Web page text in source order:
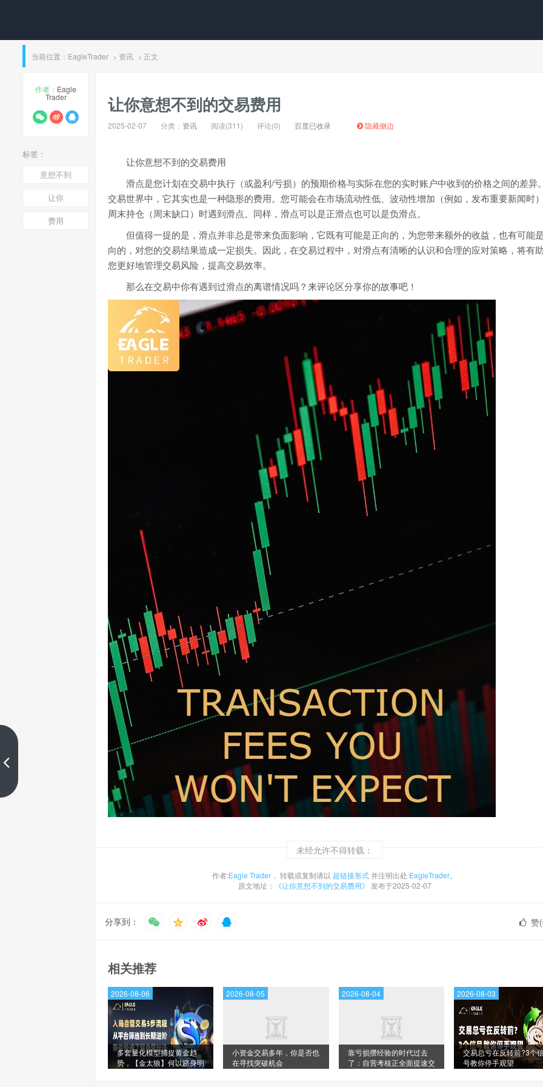
​市场价格到底是因为什么而变
当前位置： EagleTrader > 资讯 > 正文
作者： Eagle
Trader
标签：
意想不到
让你
费用
让你意想不到的交易费用
2025-02-07 分类： 资讯 阅读(311) 评论(0) 百度已收录 隐藏侧边
让你意想不到的交易费用
滑点是您计划在交易中执行（或盈利/亏损）的预期价格与实际在您的实时账户中收到的价格之间的差异
交易世界中，它其实也是一种隐形的费用。您可能会在市场流动性低、波动性增加（例如，发布重要新闻时
周末持仓（周末缺口）时遇到滑点。同样，滑点可以是正滑点也可以是负滑点。
但值得一提的是，滑点并非总是带来负面影响，它既有可能是正向的，为您带来额外的收益，也有可能
向的，对您的交易结果造成一定损失。因此，在交易过程中，对滑点有清晰的认识和合理的应对策略，将有
您更好地管理交易风险，提高交易效率。
那么在交易中你有遇到过滑点的离谱情况吗？来评论区分享你的故事吧！
未经允许不得转载：
作者:Eagle Trader ， 转载或复制请以 超链接形式并注明出处 EagleTrader。
原文地址：
《让你意想不到的交易费用》 发布于2025-02-07
分享到： 赞(
相关推荐
多套量化模型捕捉黄金趋
势，【金太狼】何以跻身明
2026-08-06
小资金交易多年，你是否也
在寻找突破机会
2026-08-05
靠亏损攒经验的时代过去
了：自营考核正全面提速交
2026-08-04
交易总亏在反转前?3个
号教你停手观望
2026-08-03